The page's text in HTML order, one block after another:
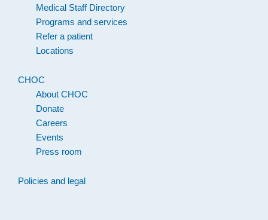
Medical Staff Directory
Programs and services
Refer a patient
Locations
CHOC
About CHOC
Donate
Careers
Events
Press room
Policies and legal